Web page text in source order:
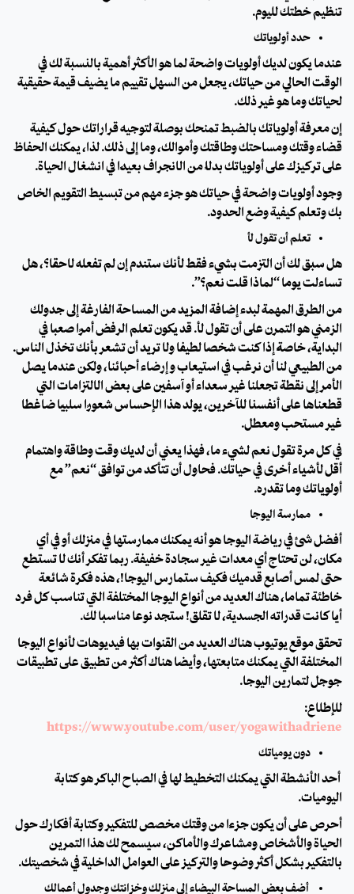
تنظيم خطتك لليوم.
حدد أولوياتك
عندما يكون لديك أولويات واضحة لما هو الأكثر أهمية بالنسبة لك في
الوقت الحالي من حياتك، يجعل من السهل تقييم ما يضيف قيمة حقيقية
لحياتك وما هو غير ذلك.
إن معرفة أولوياتك بالضبط تمنحك بوصلة لتوجيه قراراتك حول كيفية
قضاء وقتك ومساحتك وطاقتك وأموالك، وما إلى ذلك. لذا، يمكنك الحفاظ
على تركيزك على أولوياتك بدلاً من الانجراف بعيدًا في انشغال الحياة.
وجود أولويات واضحة في حياتك هو جزء مهم من تبسيط التقويم الخاص
بك وتعلم كيفية وضع الحدود.
تعلم أن تقول لأ
هل سبق لك أن التزمت بشيء فقط لأنك ستندم إن لم تفعله لاحقًا؟، هل
تساءلت يومًا “لماذا قلت نعم؟”.
من الطرق المهمة لبدء إضافة المزيد من المساحة الفارغة إلى جدولك
الزمني هو التمرن على أن تقول لأ. قد يكون تعلم الرفض أمرًا صعبًا في
البداية، خاصةً إذا كنت شخصًا لطيفًا ولا تريد أن تشعر بأنك تخذل الناس.
من الطبيعي لنا أن نرغب في استيعاب و إرضاء أحبائنا، ولكن عندما يصل
الأمر إلى نقطة تجعلنا غير سعداء أو آسفين على بعض الالتزامات التي
قطعناها على أنفسنا للآخرين، يولد هذا الإحساس شعورًا سلبيًا ضاغطًا
غير مستحب ومُعطل.
في كل مرة تقول نعم لشيء ما، فهذا يعني أن لديك وقت وطاقة واهتمام
أقل لأشياء أخرى في حياتك. فحاول أن تتأكد من توافق “نعم” مع
أولوياتك وما تقدره.
ممارسة اليوجا
أفضل شئ في رياضة اليوجا هو أنه يمكنك ممارستها في منزلك أو في أي
مكان، لن تحتاج أي معدات غير سجادة خفيفة. ربما تفكر أنك لا تستطع
حتى لمس أصابع قدميك فكيف ستمارس اليوجا!، هذه فكرة شائعة
خاطئة تمامًا، هناك العديد من أنواع اليوجا المختلفة التي تناسب كل فرد
أيًا كانت قدراته الجسدية، لا تقلق! ستجد نوعًا مناسبًا لك.
تحقق موقع يوتيوب هناك العديد من القنوات بها فيديوهات لأنواع اليوجا
المختلفة التي يمكنك متابعتها، وأيضًا هناك أكثر من تطبيق على تطبيقات
جوجل لتمارين اليوجا.
للإطلاع:
https://www.youtube.com/user/yogawithadriene
دون يومياتك
أحد الأنشطة التي يمكنك التخطيط لها في الصباح الباكر هو كتابة
اليوميات.
أحرص على أن يكون جزءًا من وقتك مخصص للتفكير وكتابة أفكارك حول
الحياة والأشخاص ومشاعرك والأماكن، سيسمح لك هذا التمرين
بالتفكير بشكل أكثر وضوحًا والتركيز على العوامل الداخلية في شخصيتك.
أضف بعض المساحة البيضاء إلى منزلك وخزانتك وجدول أعمالك